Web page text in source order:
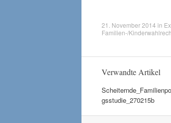
21. November 2014 in
Familien-/
Verwandte Artikel
gsstudie_270215b